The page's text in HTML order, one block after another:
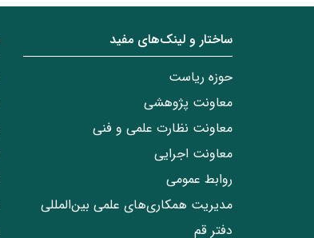
ساختار‌‌ و‌‌ لینک‌های مفید
حوزه ریاست
معاونت پژوهشی
معاونت نظارت علمی و فنی
معاونت اجرایی
روابط عمومی
مدیریت همکاری‌های علمی بین‌المللی
دفتر قم